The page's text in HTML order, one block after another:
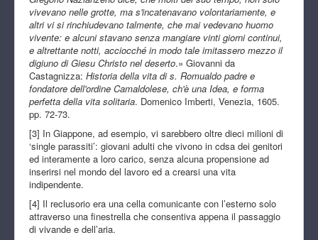
vivevano nelle grotte, ma s'incatenavano volontariamente, e
altri vi si rinchiudevano talmente, che mai vedevano huomo
vivente: e alcuni stavano senza mangiare vinti giorni continui,
e altrettante notti, acciocché in modo tale imitassero mezzo il
digiuno di Giesu Christo nel deserto.» Giovanni da
Castagnizza: Historia della vita di s. Romualdo padre e
fondatore dell'ordine Camaldolese, ch'è una Idea, e forma
perfetta della vita solitaria. Domenico Imberti, Venezia, 1605.
pp. 72-73.
[3] In Giappone, ad esempio, vi sarebbero oltre dieci milioni di
‘single parassiti’: giovani adulti che vivono in cdsa dei genitori
ed interamente a loro carico, senza alcuna propensione ad
inserirsi nel mondo del lavoro ed a crearsi una vita
indipendente.
[4] Il reclusorio era una cella comunicante con l’esterno solo
attraverso una finestrella che consentiva appena il passaggio
di vivande e dell’aria.